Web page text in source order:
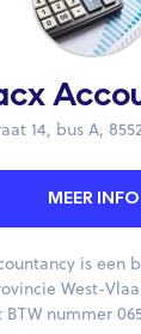
14, bus A,
MEER INFO
is een
West-
BTW nummer